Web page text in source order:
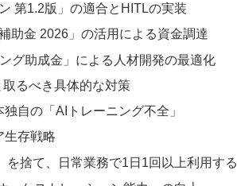
第1.2版」の適合とHITLの実装
助金 2026」の活用による資金調達
グ助成金」による人材開発の最適化
るべき具体的な対策
自の「AIトレーニング不全」
生存戦略
を捨て、日常業務で1日1回以上利用する